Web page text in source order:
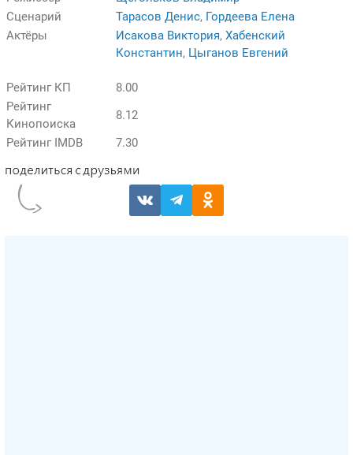
Сценарий
Тарасов Денис, Гордеева Елена
Актёры
Исакова Виктория, Хабенский
Константин, Цыганов Евгений
Рейтинг КП
8.00
Рейтинг
Кинопоиска
8.12
Рейтинг IMDB
7.30